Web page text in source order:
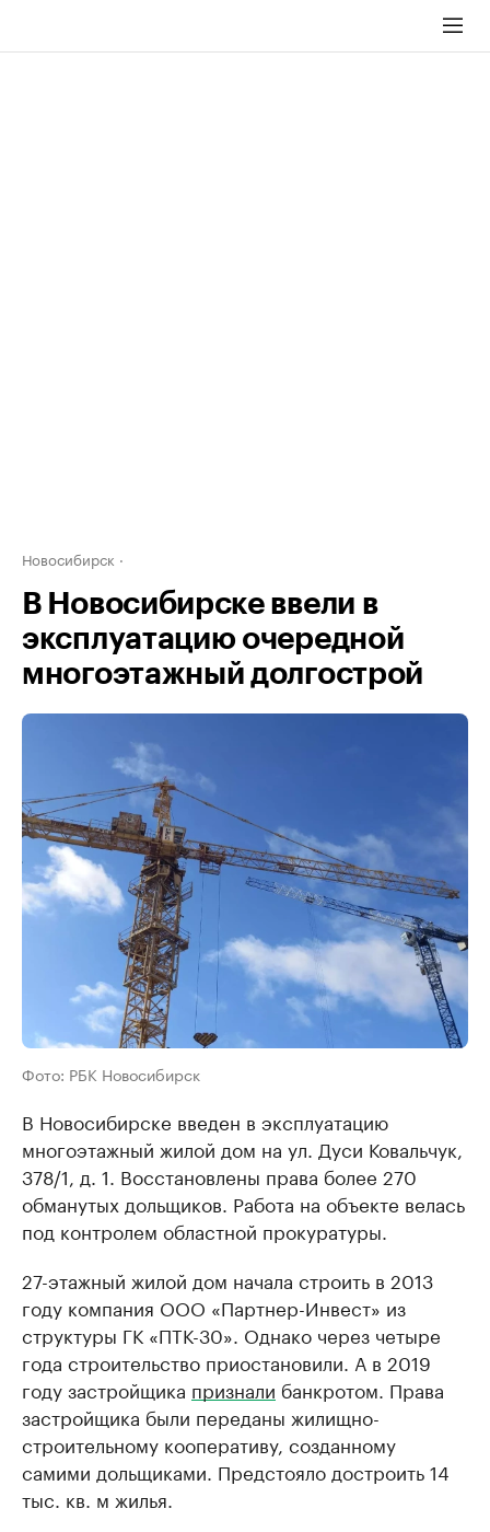
Новосибирск
В Новосибирске ввели в
эксплуатацию очередной
многоэтажный долгострой
Фото: РБК Новосибирск
В Новосибирске введен в эксплуатацию
многоэтажный жилой дом на ул. Дуси Ковальчук,
378/1, д. 1. Восстановлены права более 270
обманутых дольщиков. Работа на объекте велась
под контролем областной прокуратуры.
27-этажный жилой дом начала строить в 2013
году компания ООО «Партнер-Инвест» из
структуры ГК «ПТК-30». Однако через четыре
года строительство приостановили. А в 2019
году застройщика признали банкротом. Права
застройщика были переданы жилищно-
строительному кооперативу, созданному
самими дольщиками. Предстояло достроить 14
тыс. кв. м жилья.